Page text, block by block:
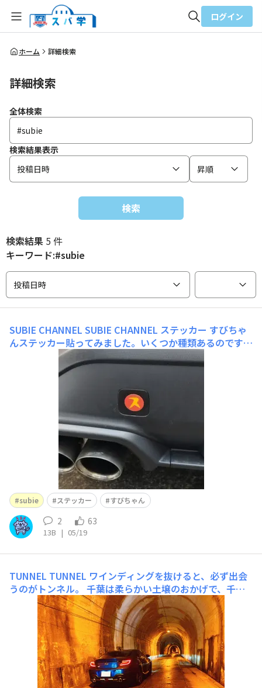
全体検索
ログイン
ホーム 詳細検索
詳細検索
全体検索
検索結果表示
投稿日時
昇順
検索
検索結果 5 件
キーワード:#subie
投稿日時
SUBIE CHANNEL SUBIE CHANNEL ステッカー すびちゃ
んステッカー貼ってみました。いくつか種類あるのですが
気動車とかバスで見かけた（フ）にしてみました。フック
のカバーは梨地なので少し研磨してクリア吹いてシールが
剥げにくいようにしたので、周りと光沢あってないし、シ
ールの中心が微妙にズレましたが気にしないことにしまし
た。青のシールが出るといいなぁと
subie ステッカー すびちゃん
2 63
13B | 05/19
TUNNEL TUNNEL ワインディングを抜けると、必ず出会
うのがトンネル。 千葉は柔らかい土壌のおかげで、千葉
には手彫りトンネルがずいぶんとあるんです🛣️ 今日は奥
米隧道は三島ダム・三島湖の南側エリアにある素掘りトン
ネルへ。 写真のあたりは吹付による補強が行われている